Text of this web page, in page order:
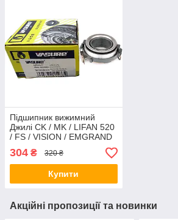
Підшипник вижимний
Джилі CK / MK / LIFAN 520
/ FS / VISION / EMGRAND
EC7 / RV, VASURE,
3160122001
304 ₴ 320 ₴
Купити
Акційні пропозиції та новинки